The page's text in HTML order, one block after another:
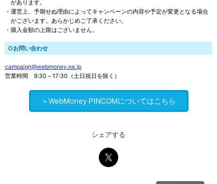
があります。
・運営上、予期せぬ理由によってキャンペーンの内容や予定が変更となる場合
がございます。あらかじめご了承ください。
・購入金額の上限はございません。
○お問い合わせ
campaign@webmoney.ne.jp
営業時間 9:30～17:30（土日祝日を除く）
＞WebMoney PINCOMについてはこちら
シェアする